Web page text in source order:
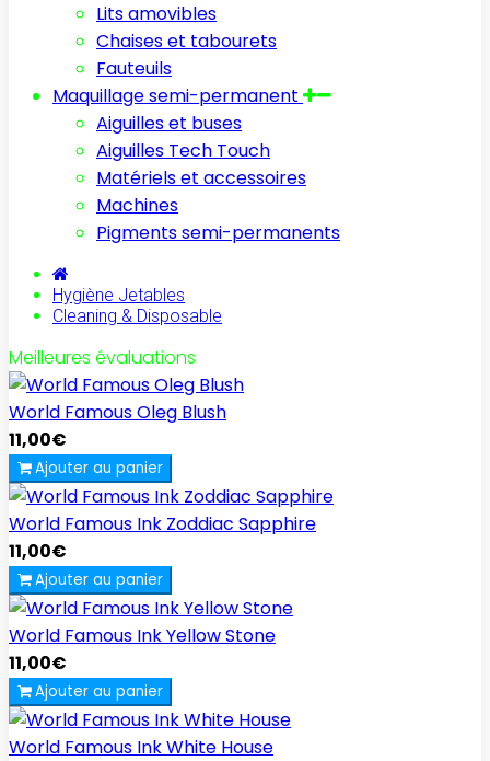
Lits amovibles
Chaises et tabourets
Fauteuils
Maquillage semi-permanent
Aiguilles et buses
Aiguilles Tech Touch
Matériels et accessoires
Machines
Pigments semi-permanents
Hygiène Jetables
Cleaning & Disposable
Meilleures évaluations
World Famous Oleg Blush
11,00€
Ajouter au panier
World Famous Ink Zoddiac Sapphire
11,00€
Ajouter au panier
World Famous Ink Yellow Stone
11,00€
Ajouter au panier
World Famous Ink White House